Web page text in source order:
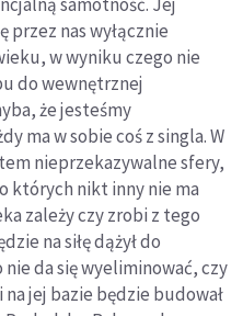
przez nas wyłącznie
w wyniku czego nie
do wewnętrznej
że jesteśmy
ma w sobie coś z singla. W
nieprzekazywalne sfery,
których nikt inny nie ma
zależy czy zrobi z tego
na siłę dążył do
da się wyeliminować, czy
jej bazie będzie budował